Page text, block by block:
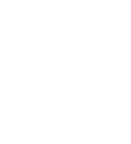
и оборудования